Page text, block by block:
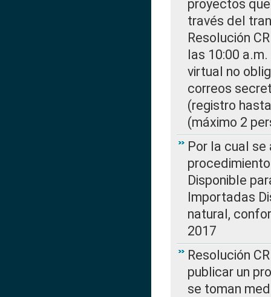
proyectos
través del
Resolución
las 10:00
virtual no
correos
(registro
(máximo 2
Por la cual
Disponible
Importadas
natural,
2017
Resolución
publicar un
se toman